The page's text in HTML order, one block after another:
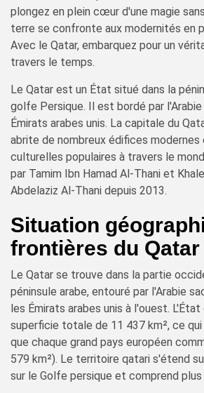
plongez en plein cœur d'une magie
terre se confronte aux modernités en
Avec le Qatar, embarquez pour un
travers le temps.
Le Qatar est un État situé dans la
golfe Persique. Il est bordé par
Émirats arabes unis. La capitale du
abrite de nombreux édifices
culturelles populaires à travers le
par Tamim Ibn Hamad Al-Thani et
Abdelaziz Al-Thani depuis 2013.
Situation
frontières du Qatar
Le Qatar se trouve dans la partie
péninsule arabe, entouré par l'Arabie
les Émirats arabes unis à l'ouest. L'État
superficie totale de 11 437 km², ce
que chaque grand pays européen
579 km²). Le territoire qatari s'étend
sur le Golfe persique et comprend